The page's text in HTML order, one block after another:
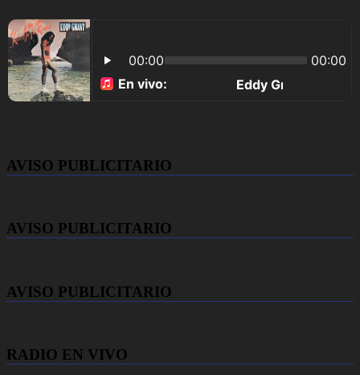
AVISO PUBLICITARIO
AVISO PUBLICITARIO
AVISO PUBLICITARIO
RADIO EN VIVO